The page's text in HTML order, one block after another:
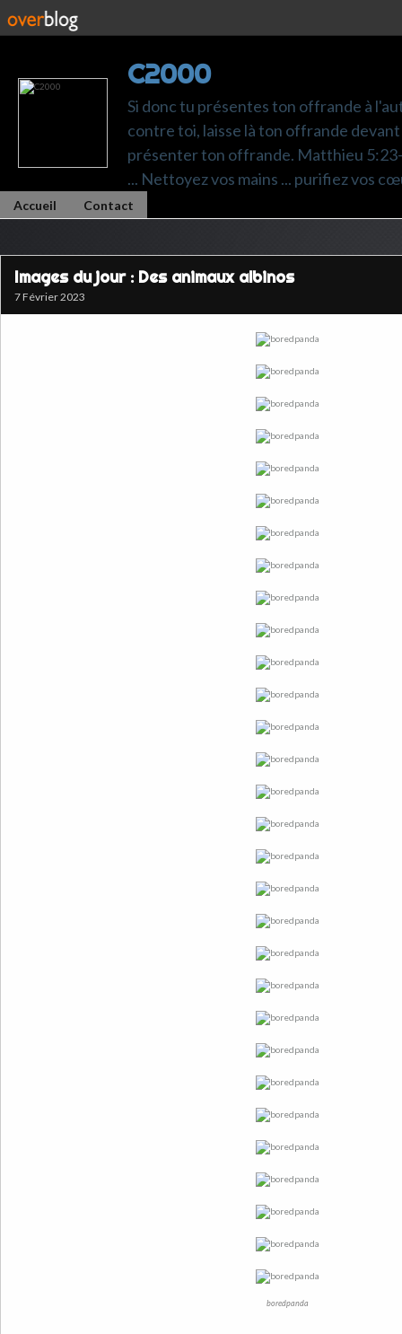
C2000
Si donc tu présentes ton offrande à
contre toi, laisse là ton offrande
présenter ton offrande. Matthieu 5:23-
... Nettoyez vos mains ... purifiez vos
Accueil Contact
Images du jour : Des animaux albinos
7 Février 2023
boredpanda